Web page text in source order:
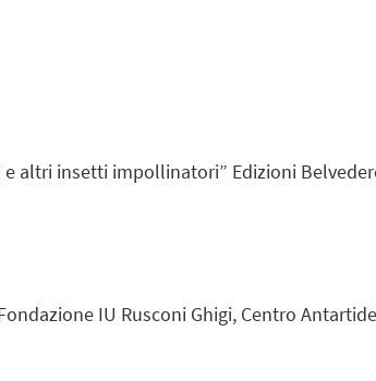
altri insetti impollinatori” Edizioni
IU Rusconi Ghigi, Centro